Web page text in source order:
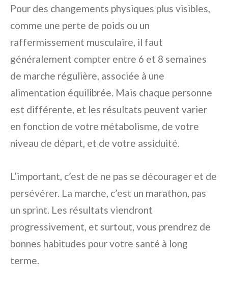
Pour des changements physiques plus visibles,
comme une perte de poids ou un
raffermissement musculaire, il faut
généralement compter entre 6 et 8 semaines
de marche régulière, associée à une
alimentation équilibrée. Mais chaque personne
est différente, et les résultats peuvent varier
en fonction de votre métabolisme, de votre
niveau de départ, et de votre assiduité.
L’important, c’est de ne pas se décourager et de
persévérer. La marche, c’est un marathon, pas
un sprint. Les résultats viendront
progressivement, et surtout, vous prendrez de
bonnes habitudes pour votre santé à long
terme.